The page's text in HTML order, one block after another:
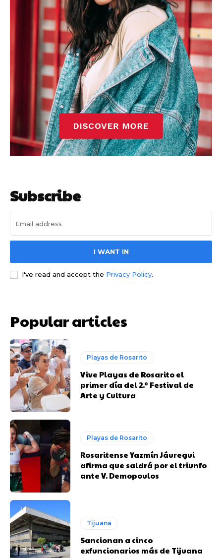
Subscribe
I WANT IN
I've read and accept the Privacy Policy.
Popular articles
Playas de Rosarito
Vive Playas de Rosarito el
primer día del 2.º Festival de
Arte y Cultura
Playas de Rosarito
Rosaritense Yazmín Jáuregui
afirma que saldrá por el triunfo
ante V. Demopoulos
Tijuana
Sancionan a cinco
exfuncionarios más de Tijuana